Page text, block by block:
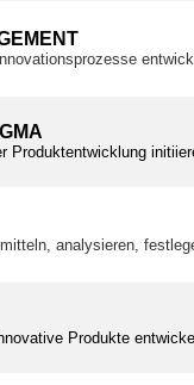
Produktentwicklung
analysieren,
Produkte